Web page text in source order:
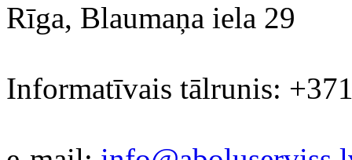
Rīga, Blaumaņa iela 29
Informatīvais tālrunis: